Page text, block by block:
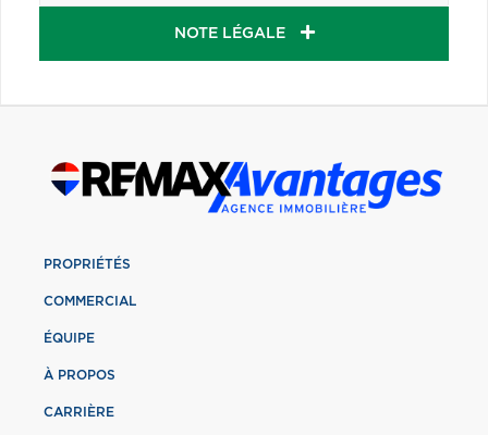
NOTE LÉGALE
PROPRIÉTÉS
COMMERCIAL
ÉQUIPE
À PROPOS
CARRIÈRE